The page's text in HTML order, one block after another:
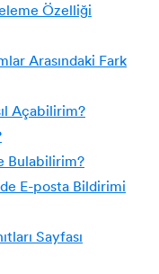
Özelliği
Arasındaki Fark
Açabilirim?
Bulabilirim?
E-posta Bildirimi
Sayfası